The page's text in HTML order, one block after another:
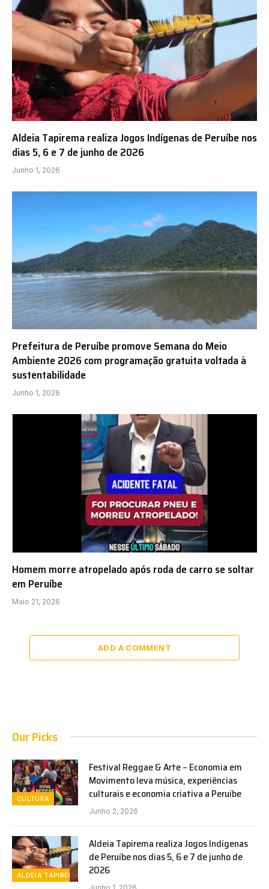
Aldeia Tapirema realiza Jogos Indígenas de Peruíbe nos
dias 5, 6 e 7 de junho de 2026
Junho 1, 2026
Prefeitura de Peruíbe promove Semana do Meio
Ambiente 2026 com programação gratuita voltada à
sustentabilidade
Junho 1, 2026
Homem morre atropelado após roda de carro se soltar
em Peruíbe
Maio 21, 2026
ADD A COMMENT
Our Picks
CULTURA
Festival Reggae & Arte – Economia em
Movimento leva música, experiências
culturais e economia criativa a Peruíbe
Junho 2, 2026
ALDEIA TAPIREMA
Aldeia Tapirema realiza Jogos Indígenas
de Peruíbe nos dias 5, 6 e 7 de junho de
2026